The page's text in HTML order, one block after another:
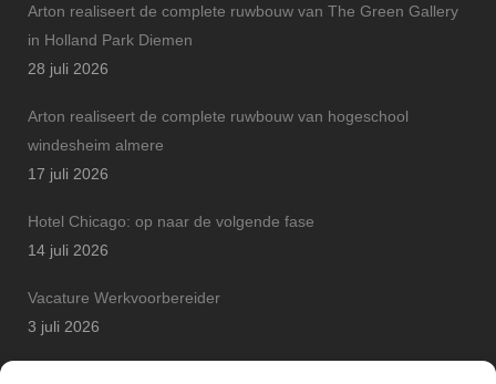
Arton realiseert de complete ruwbouw van The Green Gallery
in Holland Park Diemen
28 juli 2026
Arton realiseert de complete ruwbouw van hogeschool
windesheim almere
17 juli 2026
Hotel Chicago: op naar de volgende fase
14 juli 2026
Vacature Werkvoorbereider
3 juli 2026